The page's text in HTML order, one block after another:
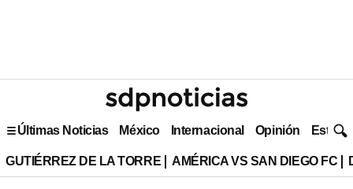
Últimas Noticias México Internacional Opinión Estilo
GUTIÉRREZ DE LA TORRE AMÉRICA VS SAN DIEGO FC